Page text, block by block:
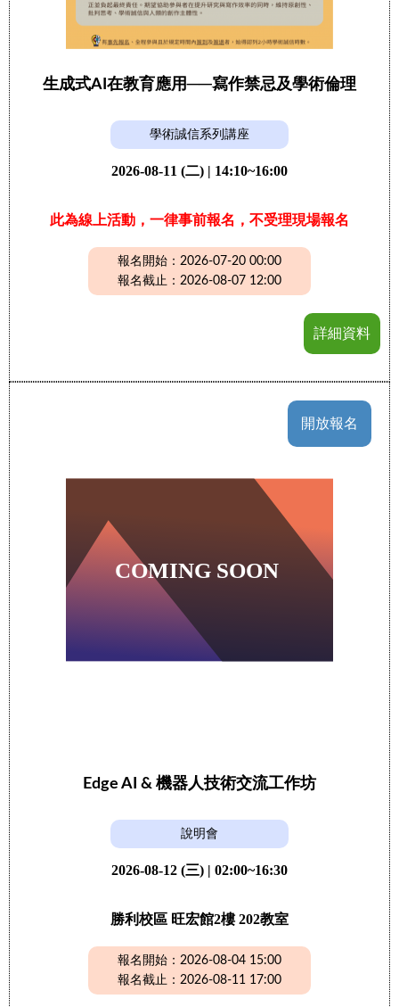
生成式AI在教育應用──寫作禁忌及學術倫理
學術誠信系列講座
2026-08-11 (二) | 14:10~16:00
此為線上活動，一律事前報名，不受理現場報名
報名開始：2026-07-20 00:00
報名截止：2026-08-07 12:00
詳細資料
開放報名
Edge AI & 機器人技術交流工作坊
說明會
2026-08-12 (三) | 02:00~16:30
勝利校區 旺宏館2樓 202教室
報名開始：2026-08-04 15:00
報名截止：2026-08-11 17:00